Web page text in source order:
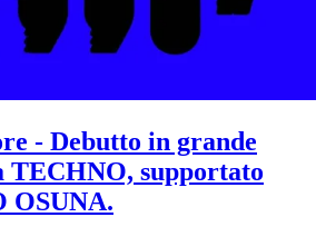
- Debutto in grande
TECHNO, supportato
OSUNA.